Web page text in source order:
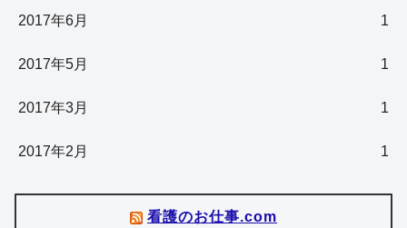
2017年6月 1
2017年5月 1
2017年3月 1
2017年2月 1
看護のお仕事.com